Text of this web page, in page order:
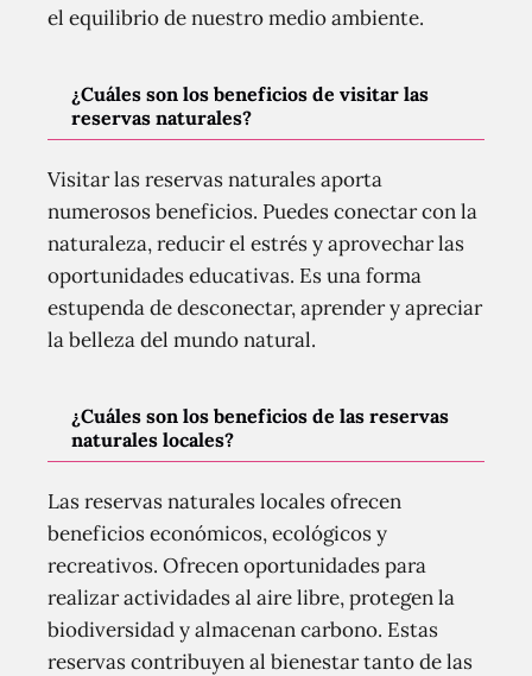
el equilibrio de nuestro medio ambiente.
¿Cuáles son los beneficios de visitar las
reservas naturales?
Visitar las reservas naturales aporta
numerosos beneficios. Puedes conectar con la
naturaleza, reducir el estrés y aprovechar las
oportunidades educativas. Es una forma
estupenda de desconectar, aprender y apreciar
la belleza del mundo natural.
¿Cuáles son los beneficios de las reservas
naturales locales?
Las reservas naturales locales ofrecen
beneficios económicos, ecológicos y
recreativos. Ofrecen oportunidades para
realizar actividades al aire libre, protegen la
biodiversidad y almacenan carbono. Estas
reservas contribuyen al bienestar tanto de las